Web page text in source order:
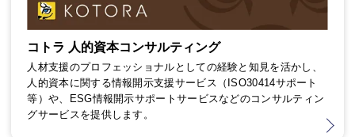
コトラ 人的資本コンサルティング
人材支援のプロフェッショナルとしての経験と知見を活かし、
人的資本に関する情報開示支援サービス（ISO30414サポート
等）や、ESG情報開示サポートサービスなどのコンサルティン
グサービスを提供します。